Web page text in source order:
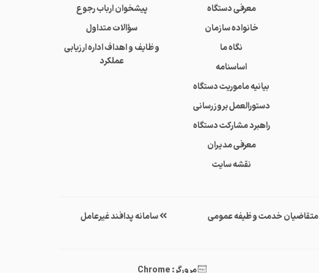
معرفی دستگاه
خانواده سازمان
نگاه ما
اساسنامه
بیانیه ماموریت دستگاه
دستورالعمل بروزرسانی
راهبرد مشارکت دستگاه
معرفی مدیران
نقشه سایت
پیشخوان ارباب رجوع
سؤالات متداول
وظایف و اهداف اداره ارزیابی
عملکرد
متقاضیان خدمت وظیفه عمومی سامانه پدافند غیرعامل